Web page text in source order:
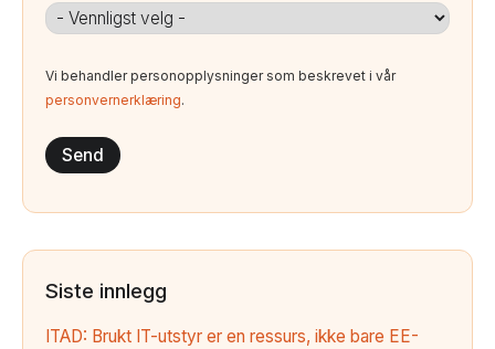
Vi behandler personopplysninger som beskrevet i vår
personvernerklæring.
Siste innlegg
ITAD: Brukt IT-utstyr er en ressurs, ikke bare EE-